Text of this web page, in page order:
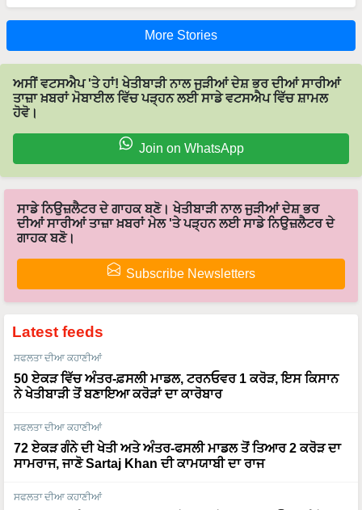
More Stories
ਅਸੀਂ ਵਟਸਐਪ 'ਤੇ ਹਾਂ! ਖੇਤੀਬਾੜੀ ਨਾਲ ਜੁੜੀਆਂ ਦੇਸ਼ ਭਰ ਦੀਆਂ ਸਾਰੀਆਂ
ਤਾਜ਼ਾ ਖ਼ਬਰਾਂ ਮੋਬਾਈਲ ਵਿੱਚ ਪੜ੍ਹਨ ਲਈ ਸਾਡੇ ਵਟਸਐਪ ਵਿੱਚ ਸ਼ਾਮਲ
ਹੋਵੋ।
Join on WhatsApp
ਸਾਡੇ ਨਿਉਜ਼ਲੈਟਰ ਦੇ ਗਾਹਕ ਬਣੋ। ਖੇਤੀਬਾੜੀ ਨਾਲ ਜੁੜੀਆਂ ਦੇਸ਼ ਭਰ
ਦੀਆਂ ਸਾਰੀਆਂ ਤਾਜ਼ਾ ਖ਼ਬਰਾਂ ਮੇਲ 'ਤੇ ਪੜ੍ਹਨ ਲਈ ਸਾਡੇ ਨਿਉਜ਼ਲੈਟਰ ਦੇ
ਗਾਹਕ ਬਣੋ।
Subscribe Newsletters
Latest feeds
ਸਫਲਤਾ ਦੀਆ ਕਹਾਣੀਆਂ
50 ਏਕੜ ਵਿੱਚ ਅੰਤਰ-ਫ਼ਸਲੀ ਮਾਡਲ, ਟਰਨਓਵਰ 1 ਕਰੋੜ, ਇਸ ਕਿਸਾਨ
ਨੇ ਖੇਤੀਬਾੜੀ ਤੋਂ ਬਣਾਇਆ ਕਰੋੜਾਂ ਦਾ ਕਾਰੋਬਾਰ
ਸਫਲਤਾ ਦੀਆ ਕਹਾਣੀਆਂ
72 ਏਕੜ ਗੰਨੇ ਦੀ ਖੇਤੀ ਅਤੇ ਅੰਤਰ-ਫਸਲੀ ਮਾਡਲ ਤੋਂ ਤਿਆਰ 2 ਕਰੋੜ ਦਾ
ਸਾਮਰਾਜ, ਜਾਣੋ Sartaj Khan ਦੀ ਕਾਮਯਾਬੀ ਦਾ ਰਾਜ
ਸਫਲਤਾ ਦੀਆ ਕਹਾਣੀਆਂ